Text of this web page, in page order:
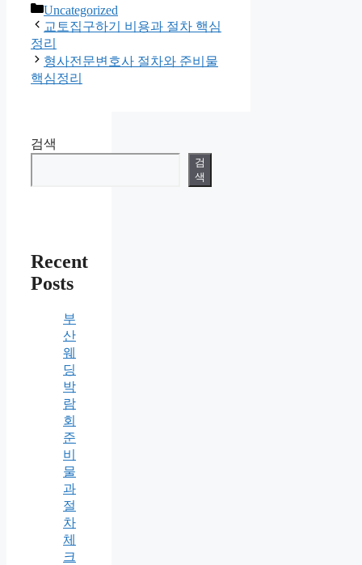
카
테
고
리
Uncategorized
교토집구하기 비용과 절차 핵심
정리
형사전문변호사 절차와 준비물
핵심정리
검색
검
색
Recent
Posts
부
산
웨
딩
박
람
회
준
비
물
과
절
차
체
크